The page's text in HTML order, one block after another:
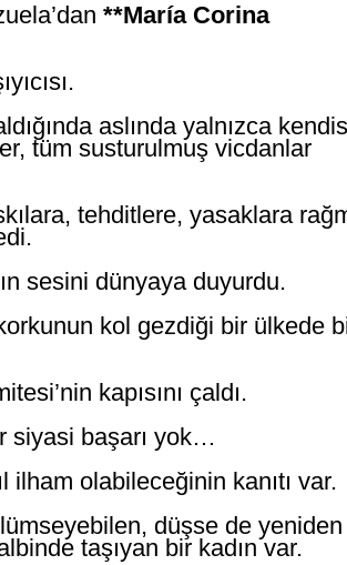
**María Corina
aslında yalnızca
tüm susturulmuş vicdanlar
tehditlere, yasaklara
sesini dünyaya duyurdu.
kol gezdiği bir ülkede
kapısını çaldı.
siyasi başarı yok…
ilham olabileceğinin kanıtı var.
düşse de yeniden
taşıyan bir kadın var.